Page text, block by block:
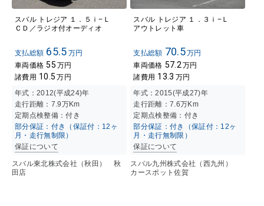
スバル トレジア １．５ｉ−Ｌ
ＣＤ／ラジオ付オーディオ
支払総額 65.5 万円
車両価格 55 万円
諸費用 10.5 万円
年式：2012(平成24)年
走行距離： 7.9万Km
定期点検整備：付き
部分保証：付き（保証付：12ヶ
月・走行無制限）
保証について
スバル東北株式会社（秋田） 秋
田店
スバル トレジア １．３ｉ−Ｌ
アウトレット車
支払総額 70.5万円
車両価格 57.2 万円
諸費用 13.3 万円
年式：2015(平成27)年
走行距離： 7.6万Km
定期点検整備：付き
部分保証：付き（保証付：12ヶ
月・走行無制限）
保証について
スバル九州株式会社（西九州）
カースポット佐賀